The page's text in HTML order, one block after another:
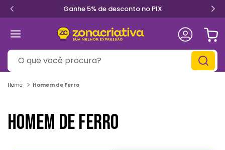
Ganhe 5% de desconto no PIX
O que você procura?
Homem de Ferro
HOMEM DE FERRO